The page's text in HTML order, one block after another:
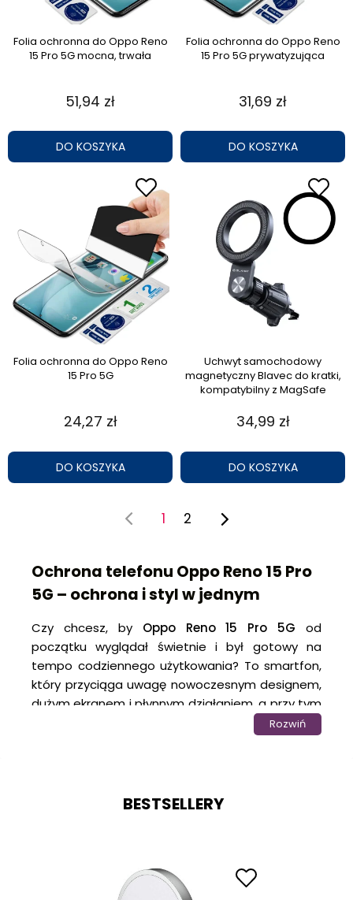
Folia ochronna do Oppo Reno
15 Pro 5G mocna, trwała
51,94 zł
DO KOSZYKA
Folia ochronna do Oppo Reno
15 Pro 5G prywatyzująca
31,69 zł
DO KOSZYKA
Folia ochronna do Oppo Reno
15 Pro 5G
24,27 zł
DO KOSZYKA
Uchwyt samochodowy
magnetyczny Blavec do kratki,
kompatybilny z MagSafe
34,99 zł
DO KOSZYKA
1 2
Ochrona telefonu Oppo Reno 15 Pro
5G – ochrona i styl w jednym
Czy chcesz, by Oppo Reno 15 Pro 5G od
początku wyglądał świetnie i był gotowy na
tempo codziennego użytkowania? To smartfon,
który przyciąga uwagę nowoczesnym designem,
dużym ekranem i płynnym działaniem, a przy tym
dobrze odnajduje się zarówno podczas pracy, jak
właśnie takie urządzenie warto od razu dobrze
ślady eksploatacji. Wystarczy telefon odłożony
na blat, noszony w kieszeni razem z kluczami
Rozwiń
BESTSELLERY